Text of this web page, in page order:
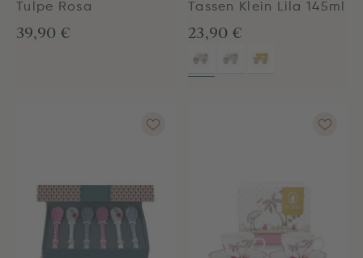
Tulpe Rosa
39,90 €
Tassen Klein Lila 145ml
23,90 €